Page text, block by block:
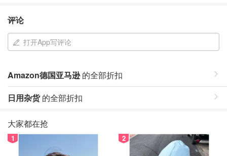
评论
打开App写评论
Amazon德国亚马逊的全部折扣
日用杂货的全部折扣
大家都在抢
1 2